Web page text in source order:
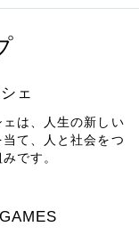
ェ
は、人生の新しい
て、人と社会をつ
です。